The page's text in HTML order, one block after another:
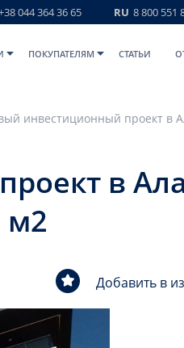
044 364 36 65 RU 8 800 551
ПОКУПАТЕЛЯМ СТАТЬИ
в
м2
Добавить в